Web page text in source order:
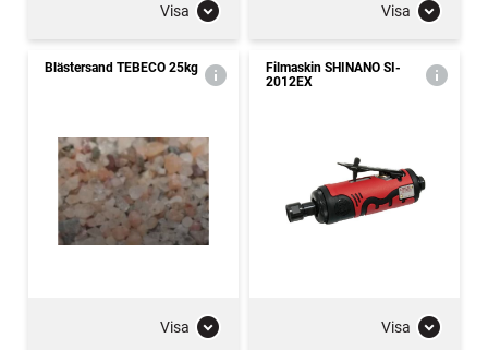
Visa Visa
Blästersand TEBECO 25kg
Visa
Filmaskin SHINANO SI-
2012EX
Visa